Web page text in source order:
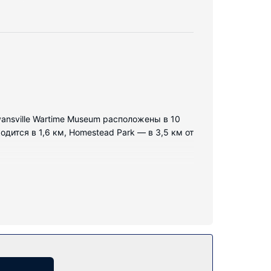
Wartime Museum расположены в 10
в 1,6 км, Homestead Park — в 3,5 км от
матрас и постельное белье высшего
центр. Этот отель предоставляет